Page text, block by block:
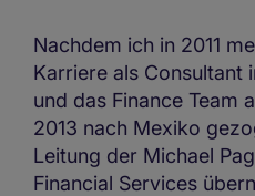
Nachdem ich in 2011
Karriere als Consultant
und das Finance Team
2013 nach Mexiko
Leitung der Michael
Financial Services